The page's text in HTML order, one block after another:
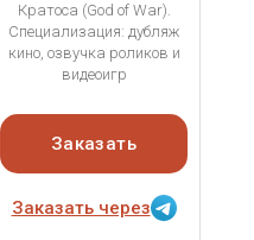
Кратоса (God of War).
Специализация: дубляж
кино, озвучка роликов и
видеоигр
Заказать
Заказать через